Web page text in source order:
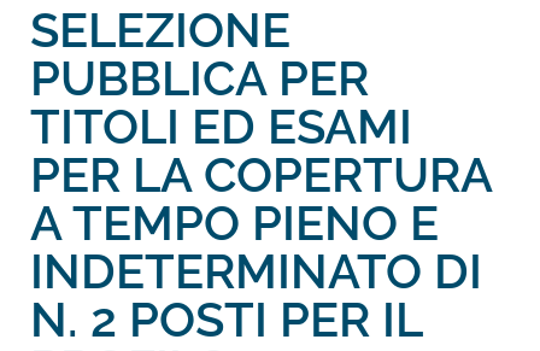
SELEZIONE
PUBBLICA PER
TITOLI ED ESAMI
PER LA COPERTURA
A TEMPO PIENO E
INDETERMINATO DI
N. 2 POSTI PER IL